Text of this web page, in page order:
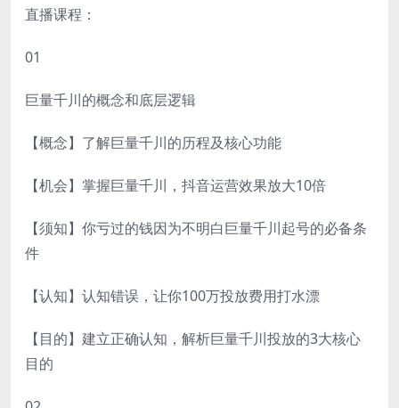
直播课程：
01
巨量千川的概念和底层逻辑
【概念】了解巨量千川的历程及核心功能
【机会】掌握巨量千川，抖音运营效果放大10倍
【须知】你亏过的钱因为不明白巨量千川起号的必备条
件
【认知】认知错误，让你100万投放费用打水漂
【目的】建立正确认知，解析巨量千川投放的3大核心
目的